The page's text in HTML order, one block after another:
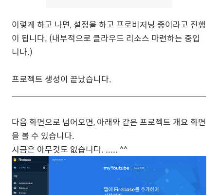
이렇게 하고 나면, 설정을 하고 프로비저닝 중이라고 진행
이 됩니다. (내부적으로 클라우드 리소스 마련하는 중입
니다.)
프로젝트 생성이 끝났습니다.
다음 화면으로 넘어오면, 아래와 같은 프로젝트 개요 화면
을 볼 수 있습니다.
지금은 아무것도 없습니다. ..... ^^